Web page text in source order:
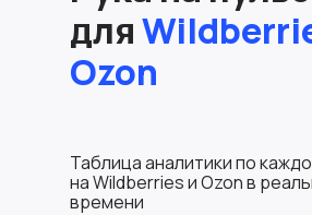
Таблица аналитики по
на Wildberries и Ozon в
времени
для
Ozon